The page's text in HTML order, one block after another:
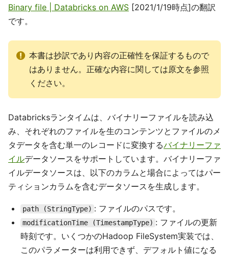
Binary file | Databricks on AWS [2021/1/19時点]の翻訳
です。
本書は抄訳であり内容の正確性を保証するもので
はありません。正確な内容に関しては原文を参照
ください。
Databricksランタイムは、バイナリーファイルを読み込
み、それぞれのファイルを生のコンテンツとファイルのメ
タデータを含む単一のレコードに変換するバイナリーファ
イルデータソースをサポートしています。バイナリーファ
イルデータソースは、以下のカラムと場合によってはパー
ティションカラムを含むデータソースを生成します。
path (StringType) : ファイルのパスです。
modificationTime (TimestampType) : ファイルの更新
時刻です。いくつかのHadoop FileSystem実装では、
このパラメーターは利用できず、デフォルト値になる